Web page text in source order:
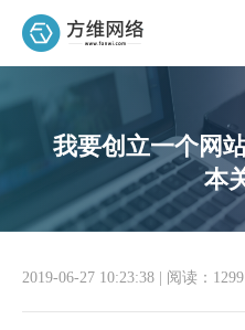
我要创立一个网
本
2019-06-27 10:23:38 阅读：1299